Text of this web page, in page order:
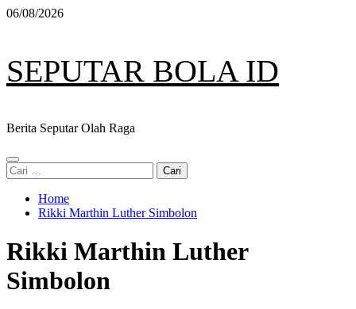
Skip
06/08/2026
SEPUTAR BOLA ID
Berita Seputar Olah Raga
Primary
Menu
Cari
untuk:
Home
Rikki Marthin Luther Simbolon
Rikki Marthin Luther
Simbolon